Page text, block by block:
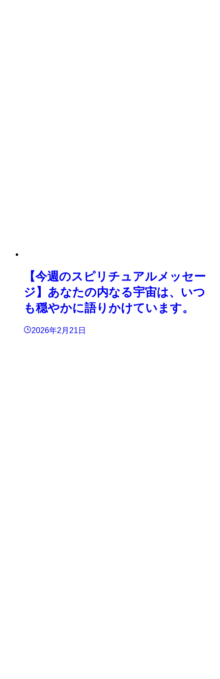
【今週のスピリチュアルメッセー
ジ】あなたの内なる宇宙は、いつ
も穏やかに語りかけています。
2026年2月21日